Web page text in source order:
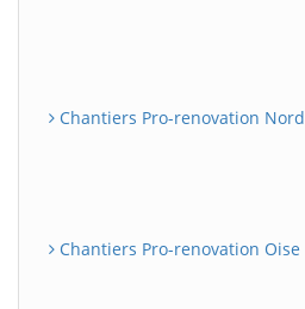
Chantiers Pro-renovation Nord
Chantiers Pro-renovation Oise